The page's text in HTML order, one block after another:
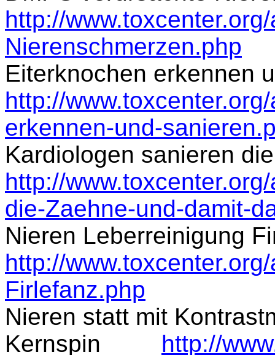
http://
Nierenschmerzen.php
Eiterknochen erkennen
http://
erkennen-und-
Kardiologen sanieren
http://
die-Zaehne-und-damit-
Nieren Leberreinigung
http://
Firlefanz.php
Nieren statt mit
Kernspin
http://